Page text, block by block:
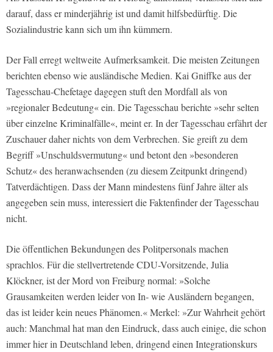
darauf, dass er minderjährig ist und damit hilfsbedürftig. Die
Sozialindustrie kann sich um ihn kümmern.
Der Fall erregt weltweite Aufmerksamkeit. Die meisten Zeitungen
berichten ebenso wie ausländische Medien. Kai Gniffke aus der
Tagesschau-Chefetage dagegen stuft den Mordfall als von
»regionaler Bedeutung« ein. Die Tagesschau berichte »sehr selten
über einzelne Kriminalfälle«, meint er. In der Tagesschau erfährt der
Zuschauer daher nichts von dem Verbrechen. Sie greift zu dem
Begriff »Unschuldsvermutung« und betont den »besonderen
Schutz« des heranwachsenden (zu diesem Zeitpunkt dringend)
Tatverdächtigen. Dass der Mann mindestens fünf Jahre älter als
angegeben sein muss, interessiert die Faktenfinder der Tagesschau
nicht.
Die öffentlichen Bekundungen des Politpersonals machen
sprachlos. Für die stellvertretende CDU-Vorsitzende, Julia
Klöckner, ist der Mord von Freiburg normal: »Solche
Grausamkeiten werden leider von In- wie Ausländern begangen,
das ist leider kein neues Phänomen.« Merkel: »Zur Wahrheit gehört
auch: Manchmal hat man den Eindruck, dass auch einige, die schon
immer hier in Deutschland leben, dringend einen Integrationskurs